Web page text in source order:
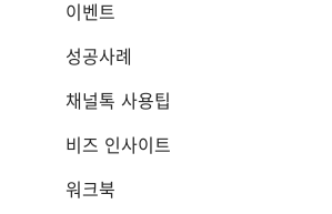
이벤트
성공사례
채널톡 사용팁
비즈 인사이트
워크북